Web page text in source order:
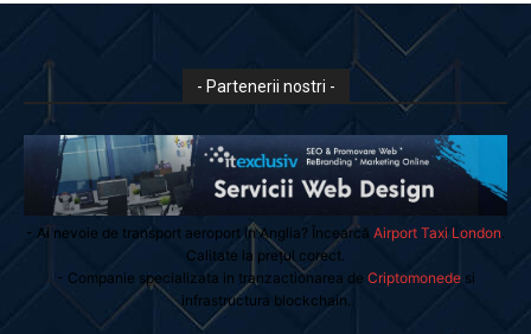
- Partenerii nostri -
- Ai nevoie de transport aeroport in Anglia? Încearcă Airport Taxi London
Calitate la prețul corect.
- Companie specializata in tranzactionarea de Criptomonedesi
infrastructura blockchain.